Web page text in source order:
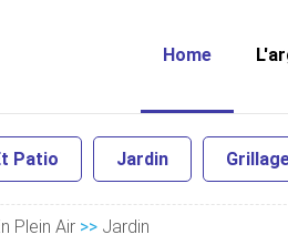
Home
Patio Jardin
Plein Air >> Jardin